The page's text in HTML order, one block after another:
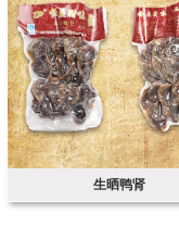
生晒鸭肾